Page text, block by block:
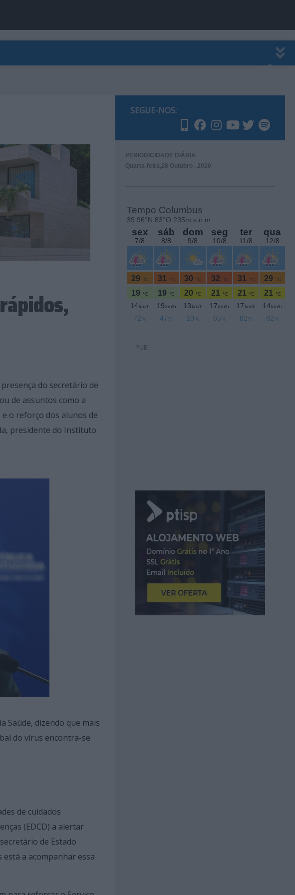
do secretário de
de assuntos como a
o reforço dos alunos de
presidente do Instituto
Saúde, dizendo que mais
do vírus encontra-se
de cuidados
(EDCD) a alertar
de Estado
a acompanhar essa
SEGUE-NOS:
PERIODICIDADE DIÁRIA
Quarta-feira,28 Outubro , 2020
PUB